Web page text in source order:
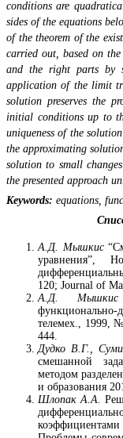
conditions are
sides of the equations
of the theorem of the
carried out, based on
and the right parts by
application of the limit
solution preserves the
initial conditions up to
uniqueness of the
the approximating
solution to small
the presented approach
Keywords: equations,
А.Д. Мышкис
уравнения”,
120; Journal of
А.Д. Мышкис
телемех., 1999,
444.
Дудко В.Г.,
смешанной
методом
и образования
Шлопак А.А.